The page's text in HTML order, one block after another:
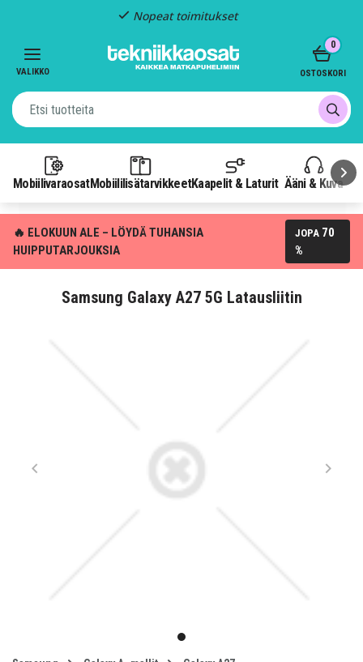
Nopeat toimitukset
VALIKKO
MobiilivaraosatMobiililisätarvikkeetKaapelit & Laturit Ääni & Kuva
0
OSTOSKORI
🔥 ELOKUUN ALE – LÖYDÄ TUHANSIA
HUIPPUTARJOUKSIA
JOPA 70
%
Samsung Galaxy A27 5G Latausliitin
item
of